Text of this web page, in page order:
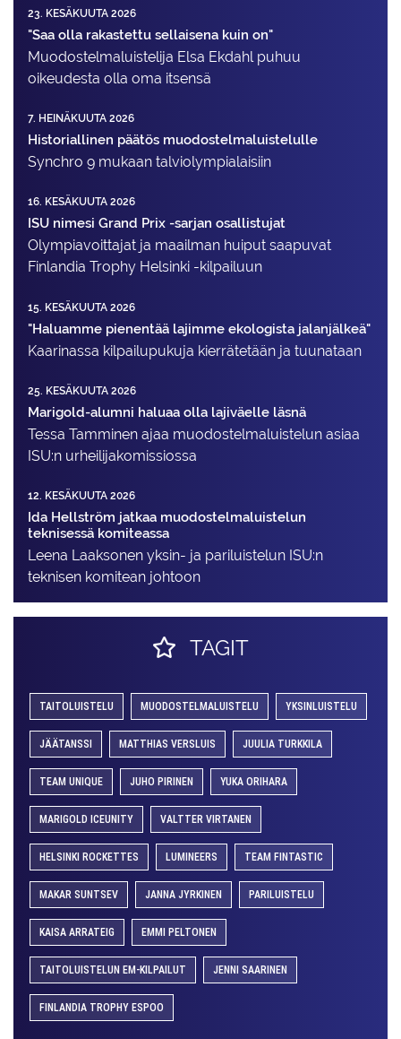
23. KESÄKUUTA 2026
"Saa olla rakastettu sellaisena kuin on"
Muodostelma­luistelija Elsa Ekdahl puhuu
oikeudesta olla oma itsensä
7. HEINÄKUUTA 2026
Historiallinen päätös muodostelmaluistelulle
Synchro 9 mukaan talviolympialaisiin
16. KESÄKUUTA 2026
ISU nimesi Grand Prix -sarjan osallistujat
Olympiavoittajat ja maailman huiput saapuvat
Finlandia Trophy Helsinki -kilpailuun
15. KESÄKUUTA 2026
"Haluamme pienentää lajimme ekologista jalanjälkeä"
Kaarinassa kilpailupukuja kierrätetään ja tuunataan
25. KESÄKUUTA 2026
Marigold-alumni haluaa olla lajiväelle läsnä
Tessa Tamminen ajaa muodostelma­luistelun asiaa
ISU:n urheilija­komissiossa
12. KESÄKUUTA 2026
Ida Hellström jatkaa muodostelmaluistelun
teknisessä komiteassa
Leena Laaksonen yksin- ja pariluistelun ISU:n
teknisen komitean johtoon
TAGIT
TAITOLUISTELU MUODOSTELMALUISTELU YKSINLUISTELU
JÄÄTANSSI MATTHIAS VERSLUIS JUULIA TURKKILA
TEAM UNIQUE JUHO PIRINEN YUKA ORIHARA
MARIGOLD ICEUNITY VALTTER VIRTANEN
HELSINKI ROCKETTES LUMINEERS TEAM FINTASTIC
MAKAR SUNTSEV JANNA JYRKINEN PARILUISTELU
KAISA ARRATEIG EMMI PELTONEN
TAITOLUISTELUN EM-KILPAILUT JENNI SAARINEN
FINLANDIA TROPHY ESPOO